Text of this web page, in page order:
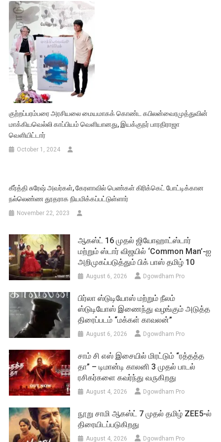
குற்றப்பரம்பரை அரசியலை மையமாகக் கொண்ட கபிலன்வைரமுத்துவின்
மாக்கியவெல்லி காப்பியம் வெளியானது, இயக்குநர் பாரதிராஜா
வெளியிட்டார்
October 1, 2024
கீர்த்தி சுரேஷ் அவர்கள், கேரளாவில் பெண்கள் கிரிக்கெட் போட்டிக்கான
நல்லெண்ண தூதராக நியமிக்கப்பட்டுள்ளார்
November 22, 2023
ஆகஸ்ட் 16 முதல் ஜியோஹாட்ஸ்டார்
மற்றும் ஸ்டார் விஜயில் ‘Common Man’-ஐ
அறிமுகப்படுத்தும் பிக் பாஸ் தமிழ் 10
August 6, 2026 Dgowdham Pro
பிர்லா ஸ்டுடியோஸ் மற்றும் நீலம்
ஸ்டுடியோஸ் இணைந்து வழங்கும் அடுத்த
திரைப்படம் “மக்கள் காவலன்”
August 6, 2026 Dgowdham Pro
சாம் சி எஸ் இசையில் மிரட்டும் “ரத்தத்த
தா” – டிமான்டி காலனி 3 முதல் பாடல்
ரசிகர்களை கவர்ந்து வருகிறது
August 4, 2026 Dgowdham Pro
நூறு சாமி ஆகஸ்ட் 7 முதல் தமிழ் ZEE5-ல்
திரையிடப்படுகிறது
August 4, 2026 Dgowdham Pro